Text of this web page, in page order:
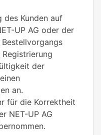
des Kunden auf
UP AG oder der
der
an.
für die Korrektheit
NET-UP AG